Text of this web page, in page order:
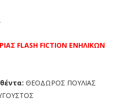
FLASH FICTION ΕΝΗΛΙΚΩΝ
ΘΕΟΔΩΡΟΣ ΠΟΥΛΙΑΣ